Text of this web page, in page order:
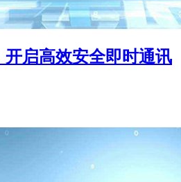
开启高效安全即时通讯